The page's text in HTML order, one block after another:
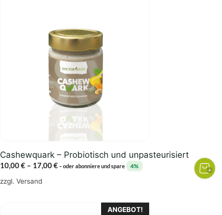
Cashewquark – Probiotisch und unpasteurisiert
10,00€ – 17,00€Preisspanne:
–oder abonniere und spare 4%
zzgl. Versand
werden
ANGEBOT!